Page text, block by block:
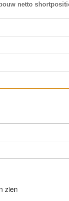
netto
zien